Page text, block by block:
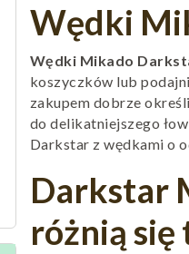
Wędki
Wędki Mikado
koszyczków lub
zakupem dobrze
do delikatniejszego
Darkstar z wędkami o
Darkstar
różnią się